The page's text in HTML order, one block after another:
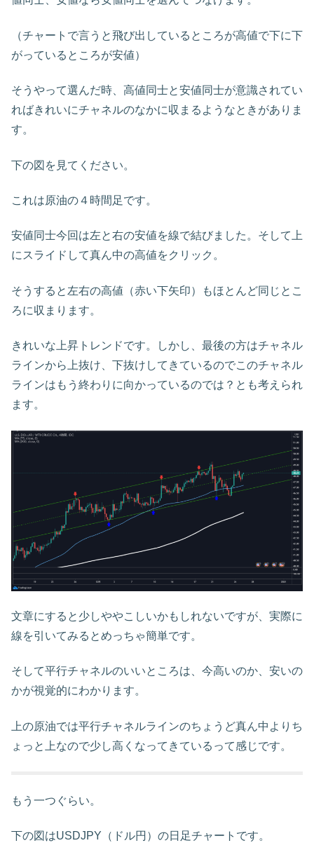
（チャートで言うと飛び出しているところが高値で下に下
がっているところが安値）
そうやって選んだ時、高値同士と安値同士が意識されてい
ればきれいにチャネルのなかに収まるようなときがありま
す。
下の図を見てください。
これは原油の４時間足です。
安値同士今回は左と右の安値を線で結びました。そして上
にスライドして真ん中の高値をクリック。
そうすると左右の高値（赤い下矢印）もほとんど同じとこ
ろに収まります。
きれいな上昇トレンドです。しかし、最後の方はチャネル
ラインから上抜け、下抜けしてきているのでこのチャネル
ラインはもう終わりに向かっているのでは？とも考えられ
ます。
文章にすると少しややこしいかもしれないですが、実際に
線を引いてみるとめっちゃ簡単です。
そして平行チャネルのいいところは、今高いのか、安いの
かが視覚的にわかります。
上の原油では平行チャネルラインのちょうど真ん中よりち
ょっと上なので少し高くなってきているって感じです。
もう一つぐらい。
下の図はUSDJPY（ドル円）の日足チャートです。